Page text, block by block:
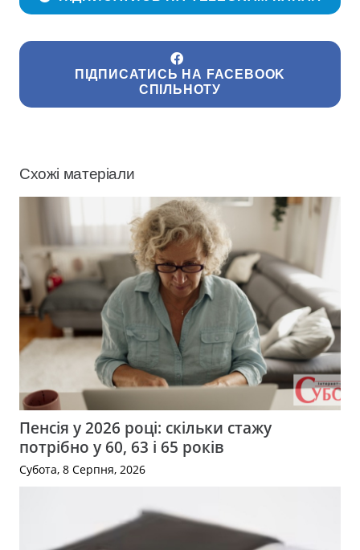
ПІДПИСАТИСЬ НА FACEBOOK
СПІЛЬНОТУ
Схожі матеріали
Пенсія у 2026 році: скільки стажу
потрібно у 60, 63 і 65 років
Субота, 8 Серпня, 2026